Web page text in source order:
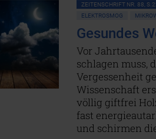
ZEITENSCHRIFT NR. 88,
ELEKTROSMOG
Gesundes
Vor
schlagen muss,
Vergessenheit
Wissenschaft
völlig giftfrei
fast
und schirmen